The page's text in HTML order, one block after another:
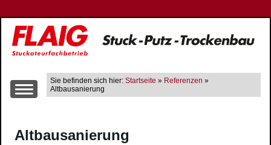
Sie befinden sich hier:Startseite » Referenzen »
Altbausanierung
Leistungen
Altbausanierung